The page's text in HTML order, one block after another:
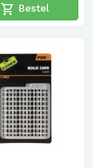
shopping_cart Bestel